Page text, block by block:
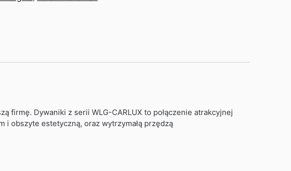
firmę. Dywaniki z serii WLG-CARLUX to połączenie atrakcyjnej
i obszyte estetyczną, oraz wytrzymałą przędzą